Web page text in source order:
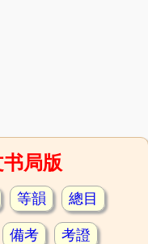
局版
等韻 總目
備考 考證